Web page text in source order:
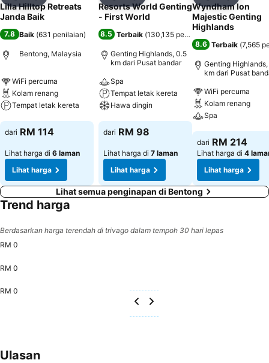
Lilla Hilltop Retreats
Janda Baik
7.8 Baik (631 penilaian)
Bentong, Malaysia
WiFi percuma
Kolam renang
Tempat letak kereta
Lihat harga
dari RM 114
Lihat harga di 6 laman
Lihat harga
Resorts World Genting
- First World
8.5 Terbaik (130,135 penilaian
Genting Highlands, 0.5
km dari Pusat bandar
Spa
Tempat letak kereta
Hawa dingin
Lihat harga
dari RM 98
Lihat harga di 7 laman
Lihat harga
Wyndham Ion
Majestic Genting
Highlands
8.6 Terbaik (7,565
Genting Highlands,
km dari Pusat
WiFi percuma
Kolam renang
Spa
Lihat harga
dari RM 214
Lihat harga di 4
Lihat harga
Lihat semua penginapan di Bentong
Trend harga
Berdasarkan harga terendah di trivago dalam tempoh 30 hari lepas
RM 0
RM 0
RM 0
Ulasan